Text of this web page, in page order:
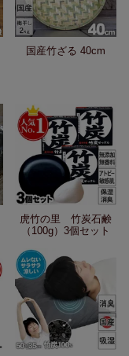
国産竹ざる 40cm
虎竹の里 竹炭石鹸
（100g）3個セット